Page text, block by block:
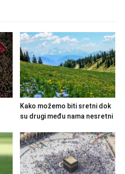
Kako možemo biti sretni dok
su drugi među nama nesretni